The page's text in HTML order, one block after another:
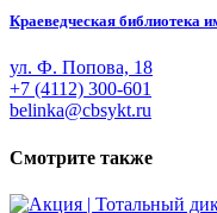
Краеведческая библиотека
ул. Ф. Попова, 18
+7 (4112) 300-601
belinka@cbsykt.ru
Смотрите также